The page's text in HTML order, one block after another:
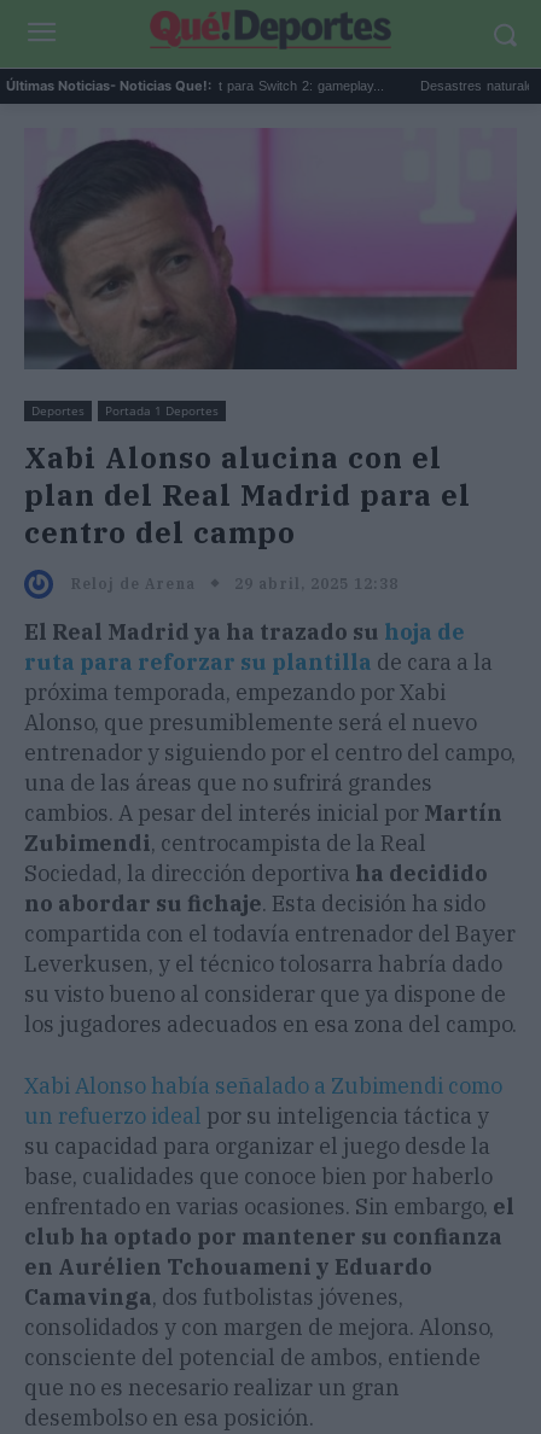
Últimas Noticias- Noticias Que!:
Beta sorpresa de Minecraft para Switch 2: gameplay... Desastres naturales: qué
Deportes Portada 1 Deportes
Xabi Alonso alucina con el
plan del Real Madrid para el
centro del campo
Reloj de Arena 29 abril, 2025 12:38
El Real Madrid ya ha trazado su hoja de
ruta para reforzar su plantilla de cara a la
próxima temporada, empezando por Xabi
Alonso, que presumiblemente será el nuevo
entrenador y siguiendo por el centro del campo,
una de las áreas que no sufrirá grandes
cambios. A pesar del interés inicial por Martín
Zubimendi, centrocampista de la Real
Sociedad, la dirección deportiva ha decidido
no abordar su fichaje. Esta decisión ha sido
compartida con el todavía entrenador del Bayer
Leverkusen, y el técnico tolosarra habría dado
su visto bueno al considerar que ya dispone de
los jugadores adecuados en esa zona del campo.
Xabi Alonso había señalado a Zubimendi como
un refuerzo ideal por su inteligencia táctica y
su capacidad para organizar el juego desde la
base, cualidades que conoce bien por haberlo
enfrentado en varias ocasiones. Sin embargo, el
club ha optado por mantener su confianza
en Aurélien Tchouameni y Eduardo
Camavinga, dos futbolistas jóvenes,
consolidados y con margen de mejora. Alonso,
consciente del potencial de ambos, entiende
que no es necesario realizar un gran
desembolso en esa posición.